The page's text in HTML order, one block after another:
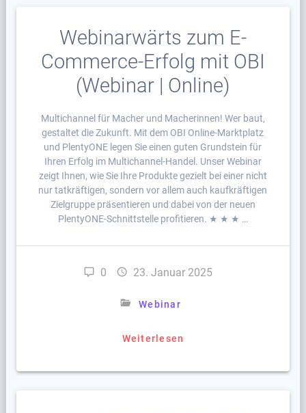
Webinarwärts zum E-
Commerce-Erfolg mit OBI
(Webinar | Online)
Multichannel für Macher und Macherinnen! Wer baut,
gestaltet die Zukunft. Mit dem OBI Online-Marktplatz
und PlentyONE legen Sie einen guten Grundstein für
Ihren Erfolg im Multichannel-Handel. Unser Webinar
zeigt Ihnen, wie Sie Ihre Produkte gezielt bei einer nicht
nur tatkräftigen, sondern vor allem auch kaufkräftigen
Zielgruppe präsentieren und dabei von der neuen
PlentyONE-Schnittstelle profitieren. ★ ★ ★ …
0 23. Januar 2025
Webinar
Weiterlesen